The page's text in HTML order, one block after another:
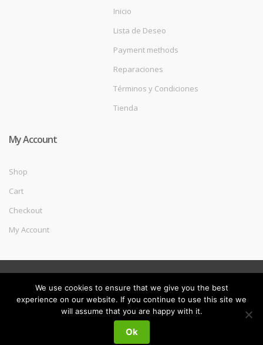
Inicio
Lista de Deseo
Payment methods
Reparaciones
Términos y Condiciones
Tienda
My Account
Shop
Cart
Checkout
My Account
Buscar
We use cookies to ensure that we give you the best
experience on our website. If you continue to use this site we
will assume that you are happy with it.
Ok